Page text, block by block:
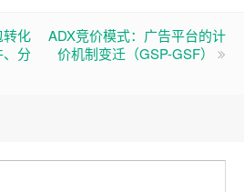
转化
、分
ADX竞价模式：广告平台的计
价机制变迁（GSP-GSF）